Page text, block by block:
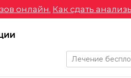
онлайн. Как сдать